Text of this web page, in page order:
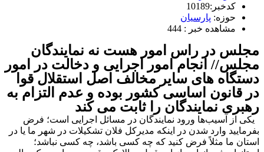
کدخبر:10189
حوزه: پارسیان
مشاهده خبر : 444
مجلس در راس امور هست نه نمایندگان
مجلس// انجام امور اجرایی و دخالت در امور
دستگاه های سایر مخالف اصل استقلال قوا
در قانون اساسی کشور بوده و عدم التزام به
رهبری نمایندگان را ثابت می کند
یکی از آسیب‌ها ورود نمایندگان در مسائل اجرایی است؛ فرض
بفرمایید وارد شدن در اینکه مدیرکل فلان تشکیلات در شهر ما یا در
استان ما مثلاً فرض کنید که چه کسی باشد، چه کسی نباشد؛